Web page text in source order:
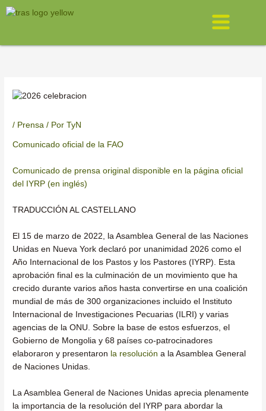
/ Prensa / PorTyN
Comunicado oficial de la FAO
Comunicado de prensa original disponible en la página oficial
del IYRP (en inglés)
TRADUCCIÓN AL CASTELLANO
El 15 de marzo de 2022, la Asamblea General de las Naciones
Unidas en Nueva York declaró por unanimidad 2026 como el
Año Internacional de los Pastos y los Pastores (IYRP). Esta
aprobación final es la culminación de un movimiento que ha
crecido durante varios años hasta convertirse en una coalición
mundial de más de 300 organizaciones incluido el Instituto
Internacional de Investigaciones Pecuarias (ILRI) y varias
agencias de la ONU. Sobre la base de estos esfuerzos, el
Gobierno de Mongolia y 68 países co-patrocinadores
elaboraron y presentaron la resolución a la Asamblea General
de Naciones Unidas.
La Asamblea General de Naciones Unidas aprecia plenamente
la importancia de la resolución del IYRP para abordar la